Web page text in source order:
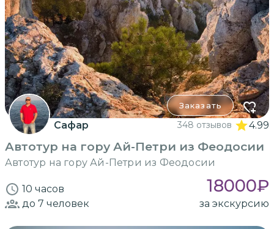
Заказать
Сафар 348 отзывов 4.99
Автотур на гору Ай-Петри из Феодосии
Автотур на гору Ай-Петри из Феодосии
10 часов 18000₽
до 7 человек за экскурсию